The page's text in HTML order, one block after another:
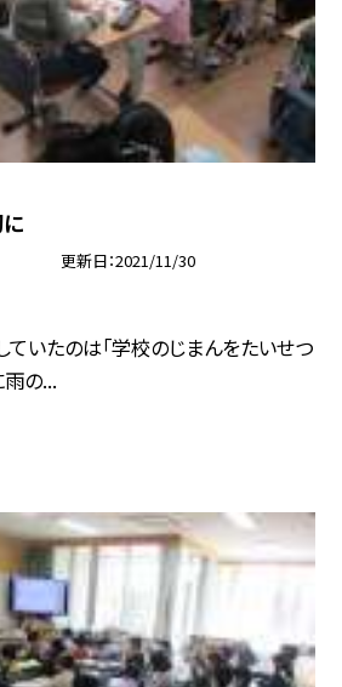
更新日 2021/11/30
いたのは「学校のじまんをたいせつ
雨の...